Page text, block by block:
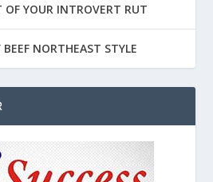
YOUR INTROVERT RUT
NORTHEAST STYLE